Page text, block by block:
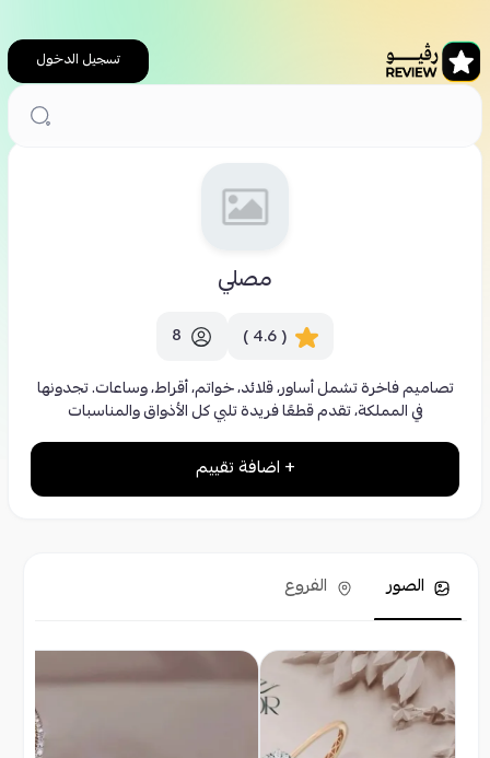
تسجيل الدخول
مصلي
( 4.6 )
8
تصاميم فاخرة تشمل أساور، قلائد، خواتم، أقراط، وساعات. تجدونها
في المملكة، تقدم قطعًا فريدة تلبي كل الأذواق والمناسبات
+ اضافة تقييم
الصور الفروع